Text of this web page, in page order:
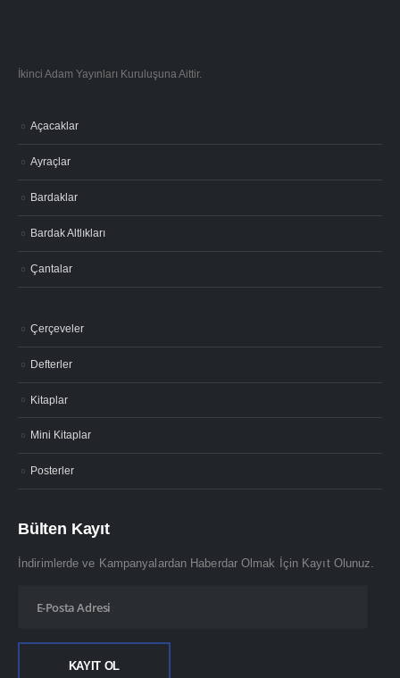
İkinci Adam Yayınları Kuruluşuna Aittir.
Açacaklar
Ayraçlar
Bardaklar
Bardak Altlıkları
Çantalar
Çerçeveler
Defterler
Kitaplar
Mini Kitaplar
Posterler
Bülten Kayıt
İndirimlerde ve Kampanyalardan Haberdar Olmak İçin Kayıt Olunuz.